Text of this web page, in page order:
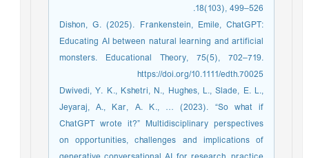
18(103), 499–526.
Dishon, G. (2025). Frankenstein, Emile, ChatGPT:
Educating AI between natural learning and artificial
monsters. Educational Theory, 75(5), 702–719.
https://doi.org/10.1111/edth.70025
Dwivedi, Y. K., Kshetri, N., Hughes, L., Slade, E. L.,
Jeyaraj, A., Kar, A. K., … (2023). “So what if
ChatGPT wrote it?” Multidisciplinary perspectives
on opportunities, challenges and implications of